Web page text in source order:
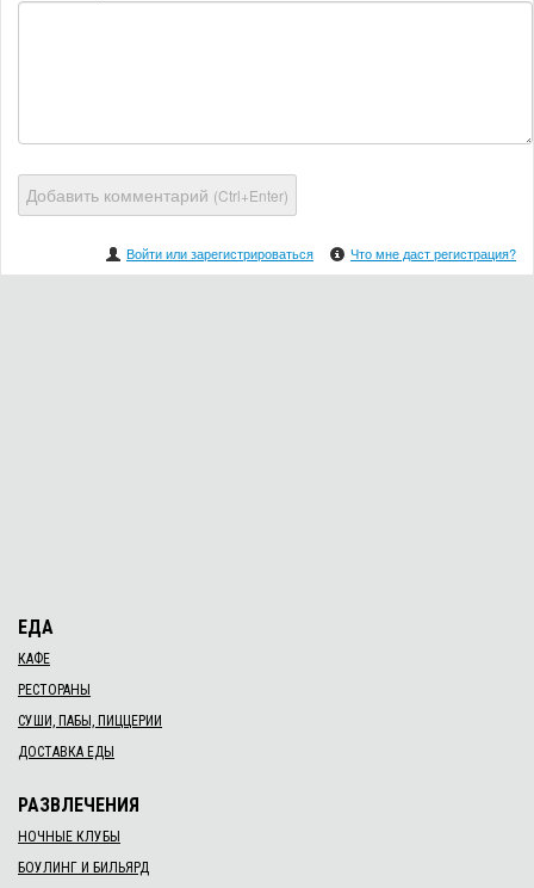
Добавить комментарий (Ctrl+Enter)
Войти или зарегистрироваться Что мне даст регистрация?
ЕДА
КАФЕ
РЕСТОРАНЫ
СУШИ, ПАБЫ, ПИЦЦЕРИИ
ДОСТАВКА ЕДЫ
РАЗВЛЕЧЕНИЯ
НОЧНЫЕ КЛУБЫ
БОУЛИНГ И БИЛЬЯРД